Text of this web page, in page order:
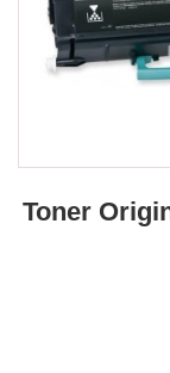
Toner